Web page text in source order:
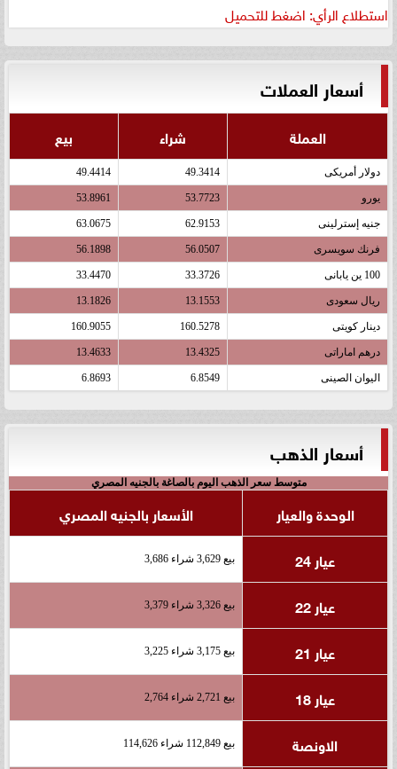
استطلاع الرأي: اضغط للتحميل
أسعار العملات
العملة شراء بيع
دولار أمريكى 49.3414
49.4414
يورو 53.7723
53.8961
جنيه إسترلينى 62.9153
63.0675
فرنك سويسرى 56.0507
56.1898
100 ين يابانى 33.3726
33.4470
ريال سعودى 13.1553
13.1826
دينار كويتى 160.5278
160.9055
درهم اماراتى 13.4325
13.4633
اليوان الصينى 6.8549
6.8693
أسعار الذهب
متوسط سعر الذهب اليوم بالصاغة بالجنيه المصري
الوحدة والعيار
الأسعار بالجنيه المصري
عيار 24
بيع 3,629 شراء 3,686
عيار 22 بيع 3,326 شراء 3,379
عيار 21 بيع 3,175 شراء 3,225
عيار 18 بيع 2,721 شراء 2,764
الاونصة بيع 112,849 شراء 114,626